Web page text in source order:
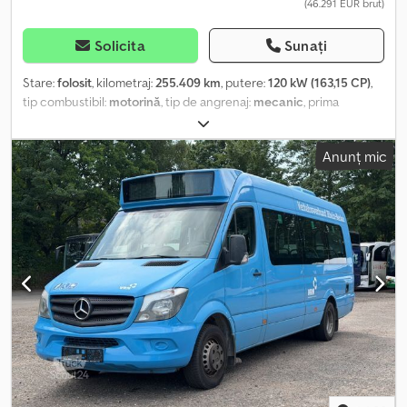
(46.291 EUR brut)
Solicita Sunați
Stare:folosit, kilometraj:255.409 km, putere:120 kW (163,15 CP),
tip combustibil: motorină, tip de angrenaj: mecanic, prima
, următoarea inspecție (TÜV):
de emisii:Euro 6, culoare:alb, frâne:retarder, număr de locuri:20,
An de fabricație:2014, Dotări:ABS, aer condiționat, program
electronic de stabilitate (ESP), încălzitor staționar, Mercedes-
Benz Sprinter 516 CDi, prima înmatriculare, vehicul german, 20 de
locuri, transmisie manuală, sistem de climatizare performant, Euro
6, autocar de transport persoane, ușă electrică. Posibilitate de
schimb și de preluare a vehiculului vechi în cont. Preț net: 38.900
€ Vă invităm să verificați personal starea vizuală și tehnică a
vehiculului la sediul nostru. Vă oferim asistență pentru export:
confirmare a datelor originale pentru omologarea în țara de
destinație, declarație de la furnizor, întocmire a documentelor de
export, obținere a plăcuțelor de înmatriculare temporare pentru
vamă, dacă este necesar. Csdpfxeycpcfj Agnjrf -O vizionare și un
test drive sunt posibile oricând, inclusiv în weekend, după o
Anunț mic